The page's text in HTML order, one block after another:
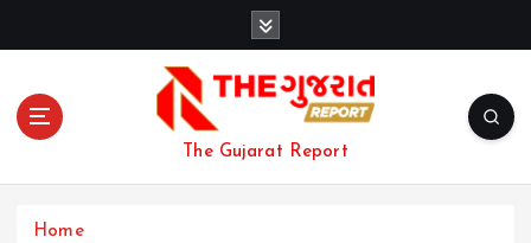
The Gujarat Report
Home